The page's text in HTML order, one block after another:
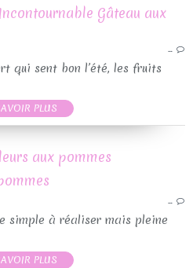
…
qui sent bon l’été, les fruits
PLUS
aux pommes
…
simple à réaliser mais pleine
PLUS